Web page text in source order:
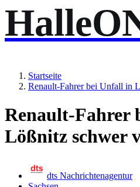
Startseite
Renault-Fahrer bei Unfall in
Renault-Fahrer
Lößnitz schwer
dts Nachrichtenagentur